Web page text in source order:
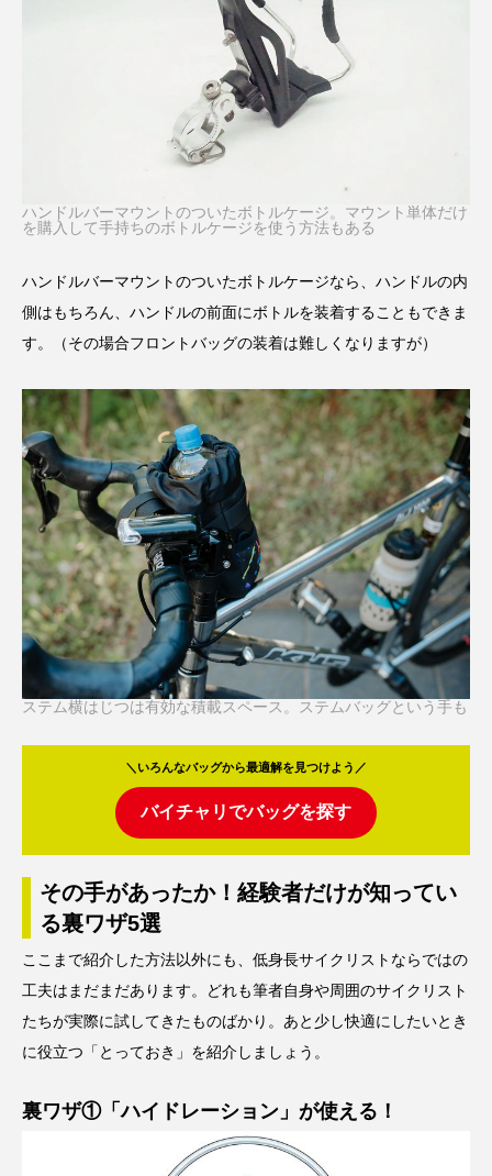
ハンドルバーマウントのついたボトルケージ。マウント単体だけ
を購入して手持ちのボトルケージを使う方法もある
ハンドルバーマウントのついたボトルケージなら、ハンドルの内
側はもちろん、ハンドルの前面にボトルを装着することもできま
す。（その場合フロントバッグの装着は難しくなりますが）
ステム横はじつは有効な積載スペース。ステムバッグという手も
＼いろんなバッグから最適解を見つけよう／
バイチャリでバッグを探す
その手があったか！経験者だけが知ってい
る裏ワザ5選
ここまで紹介した方法以外にも、低身長サイクリストならではの
工夫はまだまだあります。どれも筆者自身や周囲のサイクリスト
たちが実際に試してきたものばかり。あと少し快適にしたいとき
に役立つ「とっておき」を紹介しましょう。
裏ワザ①「ハイドレーション」が使える！